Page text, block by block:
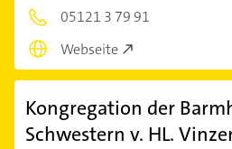
05121 3 79 91
Webseite
Kongregation der
Schwestern v. HL.